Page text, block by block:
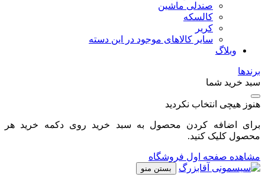
صندلی ماشین
کالسکه
کریر
سایر کالاهای موجود در این دسته
وبلاگ
برندها
سبد خرید شما
هنوز هیچی انتخاب نکردید
برای اضافه کردن محصول به سبد خرید روی دکمه خرید هر
محصول کلیک کنید.
مشاهده صفحه اول فروشگاه
بستن منو